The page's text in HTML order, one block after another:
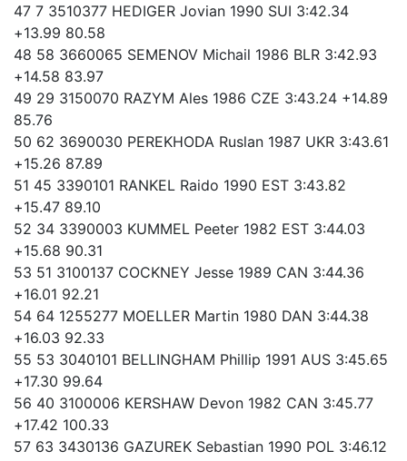
47 7 3510377 HEDIGER Jovian 1990 SUI 3:42.34
+13.99 80.58
48 58 3660065 SEMENOV Michail 1986 BLR 3:42.93
+14.58 83.97
49 29 3150070 RAZYM Ales 1986 CZE 3:43.24 +14.89
85.76
50 62 3690030 PEREKHODA Ruslan 1987 UKR 3:43.61
+15.26 87.89
51 45 3390101 RANKEL Raido 1990 EST 3:43.82
+15.47 89.10
52 34 3390003 KUMMEL Peeter 1982 EST 3:44.03
+15.68 90.31
53 51 3100137 COCKNEY Jesse 1989 CAN 3:44.36
+16.01 92.21
54 64 1255277 MOELLER Martin 1980 DAN 3:44.38
+16.03 92.33
55 53 3040101 BELLINGHAM Phillip 1991 AUS 3:45.65
+17.30 99.64
56 40 3100006 KERSHAW Devon 1982 CAN 3:45.77
+17.42 100.33
57 63 3430136 GAZUREK Sebastian 1990 POL 3:46.12